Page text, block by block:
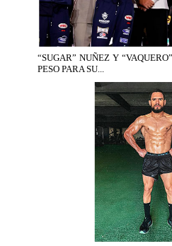
“SUGAR” NUÑEZ Y
PESO PARA SU...